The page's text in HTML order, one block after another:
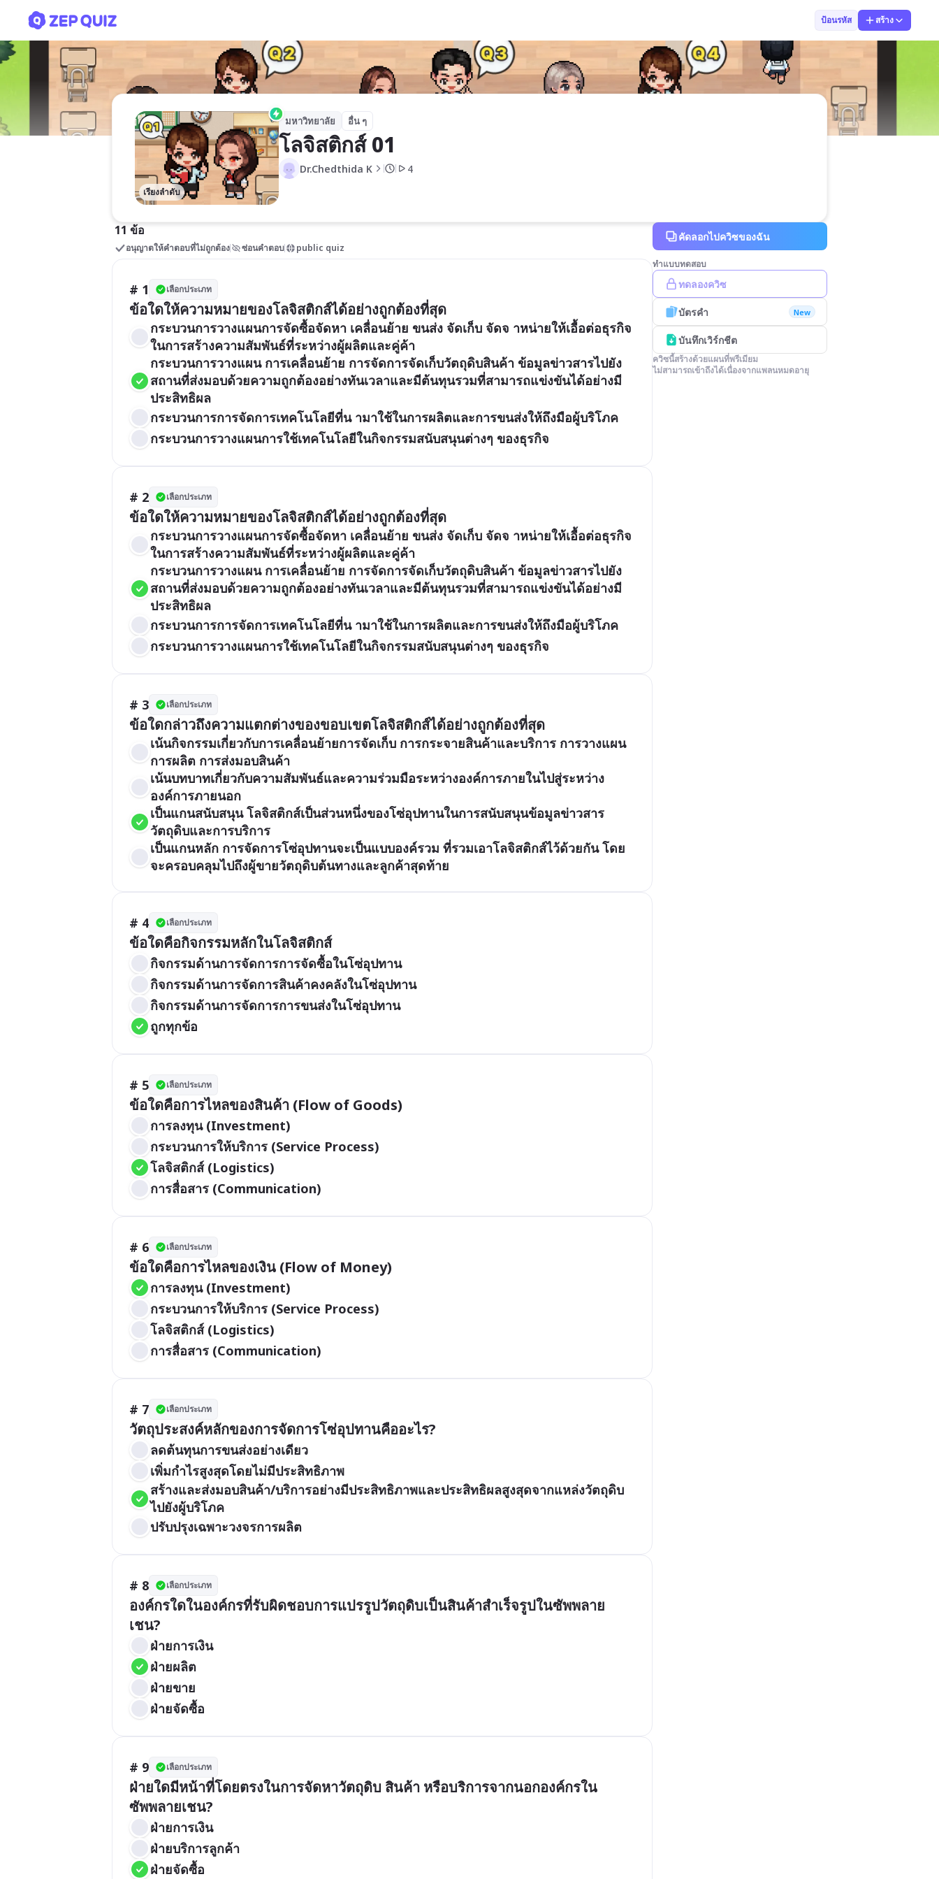
ป้อนรหัส สร้าง
เรียงลำดับ
มหาวิทยาลัย อื่น ๆ
โลจิสติกส์ 01
Dr.Chedthida K 4
11 ข้อ
อนุญาตให้คำตอบที่ไม่ถูกต้อง ซ่อนคำตอบ public quiz
# 1 เลือกประเภท
ข้อใดให้ความหมายของโลจิสติกส์ได้อย่างถูกต้องที่สุด
กระบวนการวางแผนการจัดซื้อจัดหา เคลื่อนย้าย ขนส่ง จัดเก็บ จัดจ าหน่ายให้เอื้อต่อธุรกิจ
ในการสร้างความสัมพันธ์ที่ระหว่างผู้ผลิตและคู่ค้า
กระบวนการวางแผน การเคลื่อนย้าย การจัดการจัดเก็บวัตถุดิบสินค้า ข้อมูลข่าวสารไปยัง
สถานที่ส่งมอบด้วยความถูกต้องอย่างทันเวลาและมีต้นทุนรวมที่สามารถแข่งขันได้อย่างมี
ประสิทธิผล
กระบวนการการจัดการเทคโนโลยีที่น ามาใช้ในการผลิตและการขนส่งให้ถึงมือผู้บริโภค
กระบวนการวางแผนการใช้เทคโนโลยีในกิจกรรมสนับสนุนต่างๆ ของธุรกิจ
# 2 เลือกประเภท
ข้อใดให้ความหมายของโลจิสติกส์ได้อย่างถูกต้องที่สุด
กระบวนการวางแผนการจัดซื้อจัดหา เคลื่อนย้าย ขนส่ง จัดเก็บ จัดจ าหน่ายให้เอื้อต่อธุรกิจ
ในการสร้างความสัมพันธ์ที่ระหว่างผู้ผลิตและคู่ค้า
กระบวนการวางแผน การเคลื่อนย้าย การจัดการจัดเก็บวัตถุดิบสินค้า ข้อมูลข่าวสารไปยัง
สถานที่ส่งมอบด้วยความถูกต้องอย่างทันเวลาและมีต้นทุนรวมที่สามารถแข่งขันได้อย่างมี
ประสิทธิผล
กระบวนการการจัดการเทคโนโลยีที่น ามาใช้ในการผลิตและการขนส่งให้ถึงมือผู้บริโภค
กระบวนการวางแผนการใช้เทคโนโลยีในกิจกรรมสนับสนุนต่างๆ ของธุรกิจ
# 3 เลือกประเภท
ข้อใดกล่าวถึงความแตกต่างของขอบเขตโลจิสติกส์ได้อย่างถูกต้องที่สุด
เน้นกิจกรรมเกี่ยวกับการเคลื่อนย้ายการจัดเก็บ การกระจายสินค้าและบริการ การวางแผน
การผลิต การส่งมอบสินค้า
เน้นบทบาทเกี่ยวกับความสัมพันธ์และความร่วมมือระหว่างองค์การภายในไปสู่ระหว่าง
องค์การภายนอก
เป็นแกนสนับสนุน โลจิสติกส์เป็นส่วนหนึ่งของโซ่อุปทานในการสนับสนุนข้อมูลข่าวสาร
วัตถุดิบและการบริการ
เป็นแกนหลัก การจัดการโซ่อุปทานจะเป็นแบบองค์รวม ที่รวมเอาโลจิสติกส์ไว้ด้วยกัน โดย
จะครอบคลุมไปถึงผู้ขายวัตถุดิบต้นทางและลูกค้าสุดท้าย
# 4 เลือกประเภท
ข้อใดคือกิจกรรมหลักในโลจิสติกส์
กิจกรรมด้านการจัดการการจัดซื้อในโซ่อุปทาน
กิจกรรมด้านการจัดการสินค้าคงคลังในโซ่อุปทาน
กิจกรรมด้านการจัดการการขนส่งในโซ่อุปทาน
ถูกทุกข้อ
# 5 เลือกประเภท
ข้อใดคือการไหลของสินค้า (Flow of Goods)
การลงทุน (Investment)
กระบวนการให้บริการ (Service Process)
โลจิสติกส์ (Logistics)
การสื่อสาร (Communication)
# 6 เลือกประเภท
ข้อใดคือการไหลของเงิน (Flow of Money)
การลงทุน (Investment)
กระบวนการให้บริการ (Service Process)
โลจิสติกส์ (Logistics)
การสื่อสาร (Communication)
# 7 เลือกประเภท
วัตถุประสงค์หลักของการจัดการโซ่อุปทานคืออะไร?
ลดต้นทุนการขนส่งอย่างเดียว
เพิ่มกำไรสูงสุดโดยไม่มีประสิทธิภาพ
สร้างและส่งมอบสินค้า/บริการอย่างมีประสิทธิภาพและประสิทธิผลสูงสุดจากแหล่งวัตถุดิบ
ไปยังผู้บริโภค
ปรับปรุงเฉพาะวงจรการผลิต
# 8 เลือกประเภท
องค์กรใดในองค์กรที่รับผิดชอบการแปรรูปวัตถุดิบเป็นสินค้าสำเร็จรูปในซัพพลาย
เชน?
ฝ่ายการเงิน
ฝ่ายผลิต
ฝ่ายขาย
ฝ่ายจัดซื้อ
# 9 เลือกประเภท
ฝ่ายใดมีหน้าที่โดยตรงในการจัดหาวัตถุดิบ สินค้า หรือบริการจากนอกองค์กรใน
ซัพพลายเชน?
ฝ่ายการเงิน
ฝ่ายบริการลูกค้า
ฝ่ายจัดซื้อ
คัดลอกไปควิซของฉัน
ทำแบบทดสอบ
ทดลองควิซ
บัตรคำ New
บันทึกเวิร์กชีต
ควิซนี้สร้างด้วยแผนที่พรีเมียม
ไม่สามารถเข้าถึงได้เนื่องจากแพลนหมดอายุ